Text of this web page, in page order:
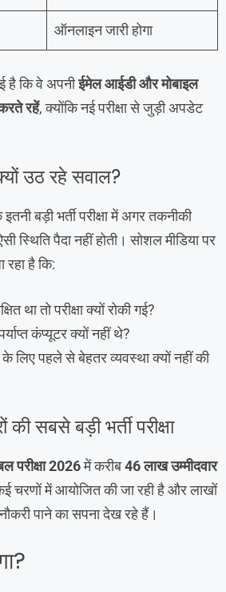
ऑनलाइन जारी होगा
है कि वे अपनीईमेल आईडी और मोबाइल
रहें, क्योंकि नई परीक्षा से जुड़ी अपडेट
उठ रहे सवाल?
बड़ी भर्ती परीक्षा में अगर तकनीकी
स्थिति पैदा नहीं होती। सोशल मीडिया पर
रहा है कि:
था तो परीक्षा क्यों रोकी गई?
कंप्यूटर क्यों नहीं थे?
के लिए पहले से बेहतर व्यवस्था क्यों नहीं की
सबसे बड़ी भर्ती परीक्षा
परीक्षा 2026में करीब46 लाख उम्मीदवार
कई चरणों में आयोजित की जा रही है और लाखों
पाने का सपना देख रहे हैं।